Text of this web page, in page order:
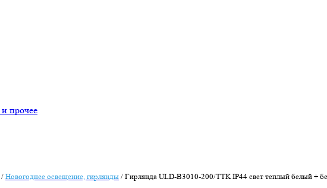
прочее
/ Новогоднее освещение, гирлянды / Гирлянда ULD-B3010-200/TTK IP44 свет теплый белый +